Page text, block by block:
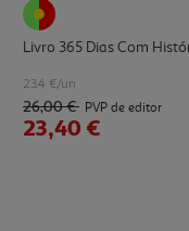
Livro 365 Dias Com
23.4 €/un
26,00 € PVP de editor
23,40 €